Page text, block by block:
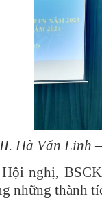
Hà Văn Linh
nghị,
những thành